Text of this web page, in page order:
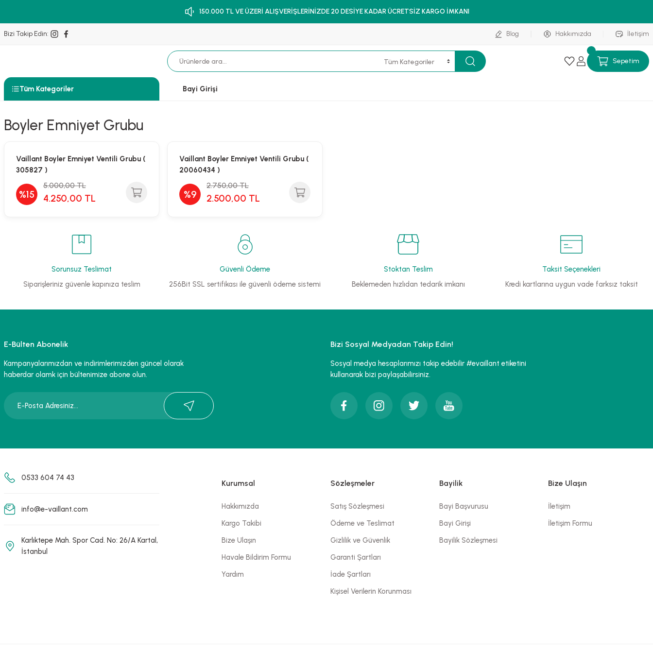
150.000 TL VE ÜZERİ ALIŞVERİŞLERİNİZDE 20 DESİYE KADAR ÜCRETSİZ KARGO İMKANI
Bizi Takip Edin: Blog Hakkımızda İletişim
Sepetim
Tüm Kategoriler Bayi Girişi
Boyler Emniyet Grubu
Vaillant Boyler Emniyet Ventili Grubu (
305827 )
%15
5.000,00 TL
4.250,00 TL
Vaillant Boyler Emniyet Ventili Grubu (
20060434 )
%9
2.750,00 TL
2.500,00 TL
Sorunsuz Teslimat
Siparişleriniz güvenle kapınıza teslim
Güvenli Ödeme
256Bit SSL sertifikası ile güvenli ödeme sistemi
Stoktan Teslim
Beklemeden hızlıdan tedarik imkanı
Taksit Seçenekleri
Kredi kartlarına uygun vade farksız taksit
E-Bülten Abonelik
Kampanyalarımızdan ve indirimlerimizden güncel olarak
haberdar olamk için bültenimize abone olun.
Bizi Sosyal Medyadan Takip Edin!
Sosyal medya hesaplarımızı takip edebilir #evaillant etiketini
kullanarak bizi paylaşabilirsiniz.
0533 604 74 43
info@e-vaillant.com
Karlıktepe Mah. Spor Cad. No: 26/A Kartal,
İstanbul
Kurumsal
Hakkımızda
Kargo Takibi
Bize Ulaşın
Havale Bildirim Formu
Yardım
Sözleşmeler
Satış Sözleşmesi
Ödeme ve Teslimat
Gizlilik ve Güvenlik
Garanti Şartları
İade Şartları
Kişisel Verilerin Korunması
Bayilik
Bayi Başvurusu
Bayi Girişi
Bayilik Sözleşmesi
Bize Ulaşın
İletişim
İletişim Formu